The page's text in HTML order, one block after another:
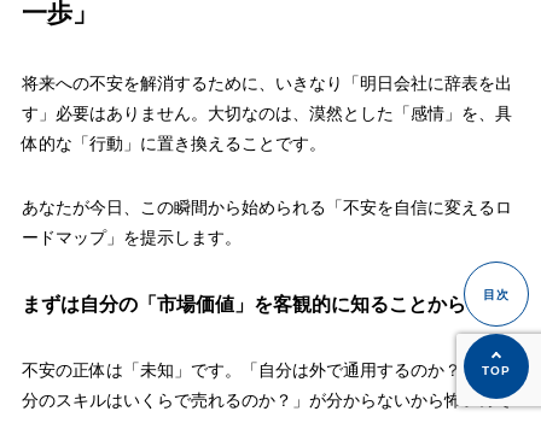
一歩」
将来への不安を解消するために、いきなり「明日会社に辞表を出
す」必要はありません。大切なのは、漠然とした「感情」を、具
体的な「行動」に置き換えることです。
あなたが今日、この瞬間から始められる「不安を自信に変えるロ
ードマップ」を提示します。
まずは自分の「市場価値」を客観的に知ることから
不安の正体は「未知」です。「自分は外で通用するのか？」「自
分のスキルはいくらで売れるのか？」が分からないから怖いので